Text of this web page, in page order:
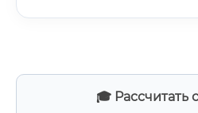
🎓 Рассчитать